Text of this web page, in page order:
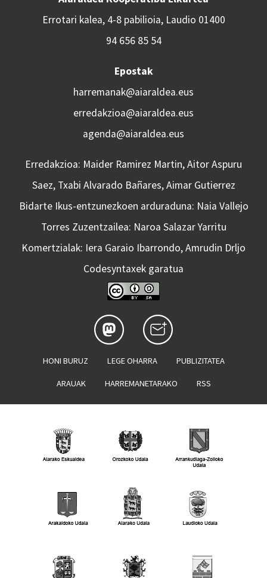
Errotari kalea, 4-8 pabilioia, Laudio 01400
94 656 85 54
Epostak
harremanak@aiaraldea.eus
erredakzioa@aiaraldea.eus
agenda@aiaraldea.eus
Erredakzioa: Maider Ramirez Martin, Aitor Aspuru
Saez, Txabi Alvarado Bañares, Aimar Gutierrez
Bidarte Ikus-entzunezkoen arduraduna: Naia Vallejo
Torres Zuzentzailea: Naroa Salazar Yarritu
Komertzialak: Iera Garaio Ibarrondo, Amrudin Drljo
Codesyntaxek garatua
HONI BURUZ LEGE OHARRA PUBLIZITATEA
ARAUAK HARREMANETARAKO RSS